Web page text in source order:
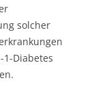
solcher
Diabetes